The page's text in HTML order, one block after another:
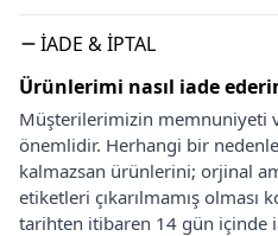
İADE & İPTAL
Ürünlerimi nasıl iade
Müşterilerimizin memnuniyeti
önemlidir. Herhangi bir
kalmazsan ürünlerini; orjinal
etiketleri çıkarılmamış olması
tarihten itibaren 14 gün içinde